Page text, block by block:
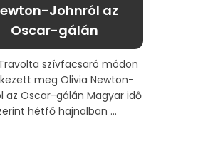
Johnról az
Oscar-gálán
szívfacsaró módon
meg Olivia Newton-
az Oscar-gálán Magyar idő
hétfő hajnalban ...